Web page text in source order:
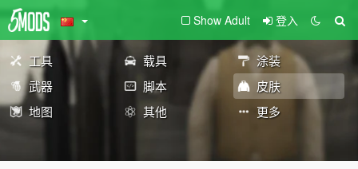
Show Adult 登入
工具 载具
涂装
武器
脚本
皮肤
地图
其他 更多